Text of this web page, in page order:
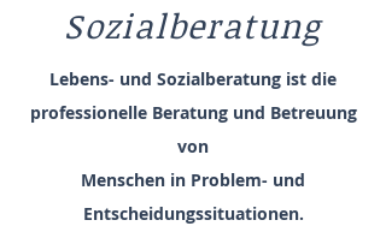
Sozialberatung
Lebens- und Sozialberatung ist die
professionelle Beratung und Betreuung
von
Menschen in Problem- und
Entscheidungssituationen.